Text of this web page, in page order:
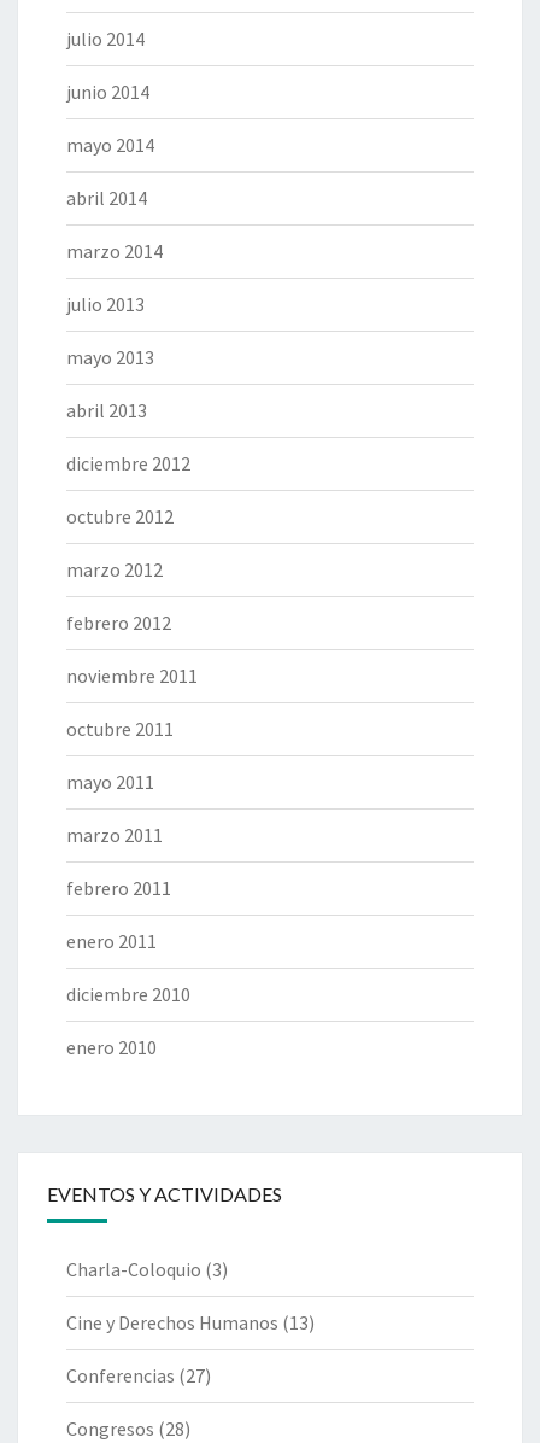
julio 2014
junio 2014
mayo 2014
abril 2014
marzo 2014
julio 2013
mayo 2013
abril 2013
diciembre 2012
octubre 2012
marzo 2012
febrero 2012
noviembre 2011
octubre 2011
mayo 2011
marzo 2011
febrero 2011
enero 2011
diciembre 2010
enero 2010
EVENTOS Y ACTIVIDADES
Charla-Coloquio (3)
Cine y Derechos Humanos (13)
Conferencias (27)
Congresos (28)